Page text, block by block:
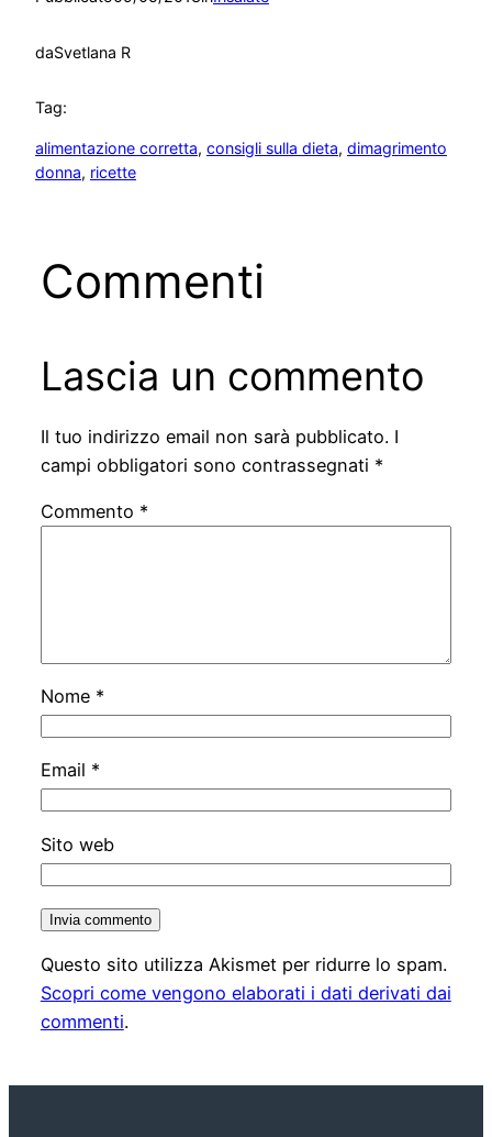
daSvetlana R
Tag:
alimentazione corretta, consigli sulla dieta, dimagrimento
donna, ricette
Commenti
Lascia un commento
Il tuo indirizzo email non sarà pubblicato. I
campi obbligatori sono contrassegnati *
Commento *
Nome *
Email *
Sito web
Questo sito utilizza Akismet per ridurre lo spam.
Scopri come vengono elaborati i dati derivati dai
commenti.